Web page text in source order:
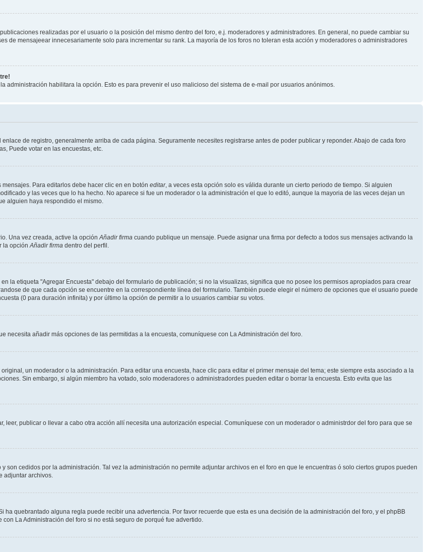
realizadas por el usuario o la posición del mismo dentro del foro, e.j. moderadores y administradores. En general, no puede cambiar su
de mensajeear innecesariamente solo para incrementar su rank. La mayoría de los foros no toleran esta acción y moderadores o administradores
administración habilitara la opción. Esto es para prevenir el uso malicioso del sistema de e-mail por usuarios anónimos.
de registro, generalmente arriba de cada página. Seguramente necesites registrarse antes de poder publicar y reponder. Abajo de cada foro
Puede votar en las encuestas, etc.
Para editarlos debe hacer clic en en botón editar, a veces esta opción solo es válida durante un cierto periodo de tiempo. Si alguien
y las veces que lo ha hecho. No aparece si fue un moderador o la administración el que lo editó, aunque la mayoria de las veces dejan un
alguien haya respondido el mismo.
Una vez creada, active la opciónAñadir firma cuando publique un mensaje. Puede asignar una firma por defecto a todos sus mensajes activando la
la opciónAñadir firma dentro del perfil.
la etiqueta "Agregar Encuesta" debajo del formulario de publicación; si no la visualizas, significa que no posee los permisos apropiados para crear
de que cada opción se encuentre en la correspondiente línea del formulario. También puede elegir el número de opciones que el usuario puede
(0 para duración infinita) y por último la opción de permitir a lo usuarios cambiar su votos.
necesita añadir más opciones de las permitidas a la encuesta, comuníquese con La Administración del foro.
un moderador o la administración. Para editar una encuesta, hace clic para editar el primer mensaje del tema; este siempre esta asociado a la
Sin embargo, si algún miembro ha votado, solo moderadores o administradordes pueden editar o borrar la encuesta. Esto evita que las
publicar o llevar a cabo otra acción allí necesita una autorización especial. Comuníquese con un moderador o administrdor del foro para que se
son cedidos por la administración. Tal vez la administración no permite adjuntar archivos en el foro en que le encuentras ó solo ciertos grupos pueden
adjuntar archivos.
quebrantado alguna regla puede recibir una advertencia. Por favor recuerde que esta es una decisión de la administración del foro, y el phpBB
La Administración del foro si no está seguro de porqué fue advertido.